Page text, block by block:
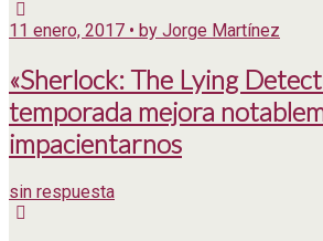
11 enero, 2017 • by Jorge Martínez
«Sherlock: The Lying
temporada mejora
impacientarnos
sin respuesta